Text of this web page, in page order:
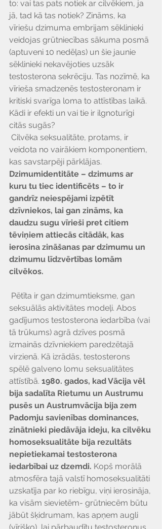
to: vai tas pats notiek ar cilvēkiem, ja
jā, tad kā tas notiek? Zināms, ka
vīriešu dzimuma embrijam sēklinieki
veidojas grūtniecības sākuma posmā
(aptuveni 10 nedēļas) un šie jaunie
sēklinieki nekavējoties uzsāk
testosterona sekrēciju. Tas nozīmē, ka
vīrieša smadzenēs testosteronam ir
kritiski svarīga loma to attīstības laikā.
Kādi ir efekti un vai tie ir ilgnoturīgi
citās sugās?
veidota no vairākiem komponentiem,
kas savstarpēji pārklājas.
Dzimumidentitāte – dzimums ar
kuru tu tiec identificēts – to ir
gandrīz neiespējami izpētīt
dzīvniekos, lai gan zināms, ka
daudzu sugu vīrieši pret citiem
tēviņiem attiecās citādāk, kas
ierosina zināšanas par dzimumu un
dzimumu līdzvērtības lomām
cilvēkos.
seksuālās aktivitātes modeļi. Abos
gadījumos testosterona iedarbība (vai
tā trūkums) agrā dzīves posmā
izmainās dzīvniekiem paredzētajā
virzienā. Kā izrādās, testosterons
spēlē galveno lomu seksualitātes
attīstībā. 1980. gados, kad Vācija vēl
bija sadalīta Rietumu un Austrumu
pusēs un Austrumvācija bija zem
Padomju savienības dominances,
zinātnieki piedāvāja ideju, ka cilvēku
homoseksualitāte bija rezultāts
nepietiekamai testosterona
iedarbībai uz dzemdi. Kopš morālā
atmosfēra tajā valstī homoseksualitāti
uzskatīja par ko riebīgu, viņi ierosināja,
ka visām sievietēm- grūtniecēm būtu
jābūt šķidrumam, kas apņem augli